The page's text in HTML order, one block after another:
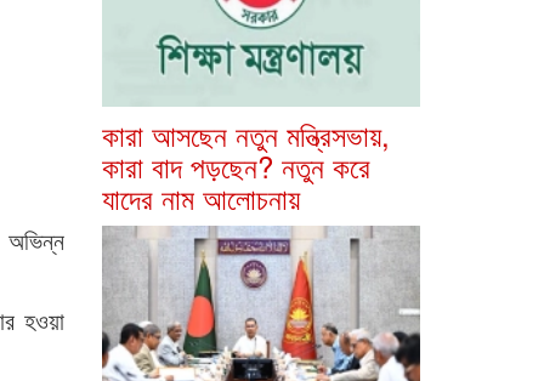
অভিন্ন
হওয়া
কারা আসছেন নতুন মন্ত্রিসভায়,
কারা বাদ পড়ছেন? নতুন করে
যাদের নাম আলোচনায়